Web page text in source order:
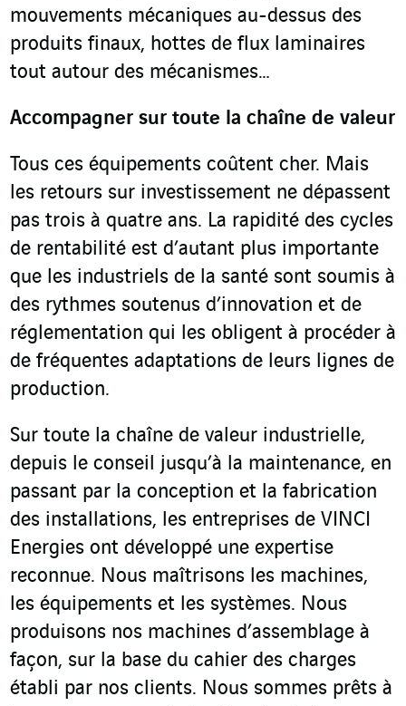
mouvements mécaniques au-dessus des
produits finaux, hottes de flux laminaires
tout autour des mécanismes…
Accompagner sur toute la chaîne de valeur
Tous ces équipements coûtent cher. Mais
les retours sur investissement ne dépassent
pas trois à quatre ans. La rapidité des cycles
de rentabilité est d’autant plus importante
que les industriels de la santé sont soumis à
des rythmes soutenus d’innovation et de
réglementation qui les obligent à procéder à
de fréquentes adaptations de leurs lignes de
production.
Sur toute la chaîne de valeur industrielle,
depuis le conseil jusqu’à la maintenance, en
passant par la conception et la fabrication
des installations, les entreprises de VINCI
Energies ont développé une expertise
reconnue. Nous maîtrisons les machines,
les équipements et les systèmes. Nous
produisons nos machines d’assemblage à
façon, sur la base du cahier des charges
établi par nos clients. Nous sommes prêts à